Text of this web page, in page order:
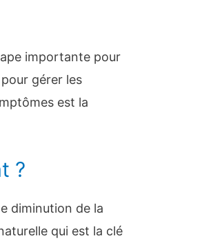
importante pour
gérer les
est la
?
diminution de la
qui est la clé